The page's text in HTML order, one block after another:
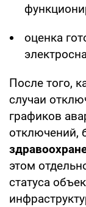
оценка
После того,
случаи
графиков
отключений,
этом
статуса